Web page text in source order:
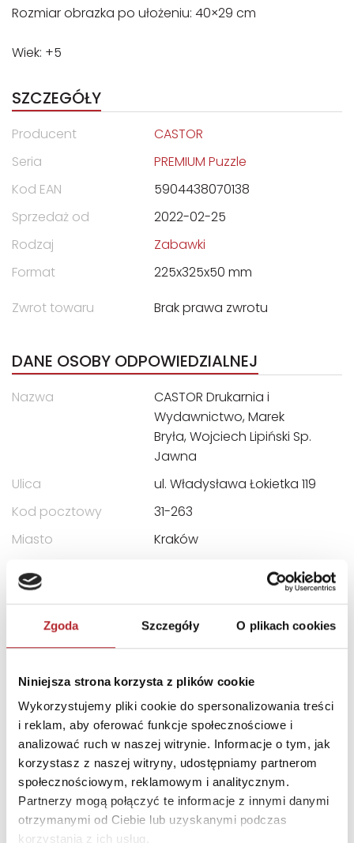
Zgoda Szczegóły O plikach cookies
Niniejsza strona korzysta z plików cookie
Wykorzystujemy pliki cookie do spersonalizowania treści
i reklam, aby oferować funkcje społecznościowe i
analizować ruch w naszej witrynie. Informacje o tym, jak
korzystasz z naszej witryny, udostępniamy partnerom
społecznościowym, reklamowym i analitycznym.
Partnerzy mogą połączyć te informacje z innymi danymi
otrzymanymi od Ciebie lub uzyskanymi podczas
korzystania z ich usług.
Rozmiar obrazka po ułożeniu: 40×29 cm
Wiek: +5
SZCZEGÓŁY
Producent
CASTOR
Seria
PREMIUM Puzzle
Kod EAN
5904438070138
Sprzedaż od
2022-02-25
Rodzaj
Zabawki
Format
225x325x50 mm
Zwrot towaru
Brak prawa zwrotu
DANE OSOBY ODPOWIEDZIALNEJ
Nazwa
CASTOR Drukarnia i
Wydawnictwo, Marek
Bryła, Wojciech Lipiński Sp.
Jawna
Ulica
ul. Władysława Łokietka 119
Kod pocztowy
31-263
Miasto
Kraków
INNI KLIENCI KUPOWALI